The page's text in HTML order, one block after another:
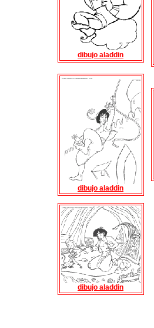
dibujo aladdin
dibujo aladdin
dibujo aladdin